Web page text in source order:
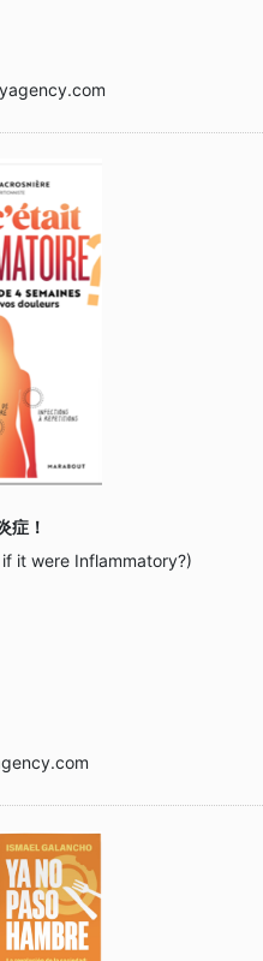
症！
it were Inflammatory?)